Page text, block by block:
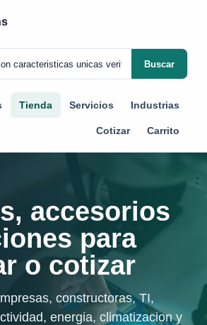
Buscar
Tienda Servicios Industrias
Cotizar Carrito
accesorios
para
o cotizar
constructoras, TI,
energia, climatizacion y